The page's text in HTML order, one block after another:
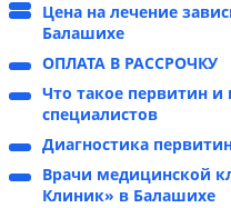
Цена на лечение
Балашихе
ОПЛАТА В РАССРОЧКУ
Что такое первитин
специалистов
Диагностика
Врачи медицинской
Клиник» в Балашихе